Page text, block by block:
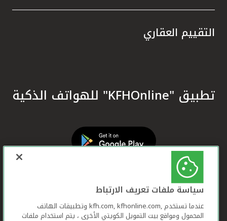
التقييم العقاري
تطبيق "KFHOnline" للهواتف الذكية
سياسة ملفات تعريف الارتباط
عندما تستخدم ,kfh.com, kfhonline.com وتطبيقات الهاتف
المحمول ومواقع بيت التمويل الكويتي الأخرى ، يتم استخدام ملفات